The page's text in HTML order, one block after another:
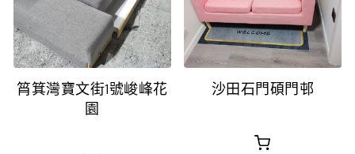
筲箕灣寶文街1號峻峰花
園
沙田石門碩門邨